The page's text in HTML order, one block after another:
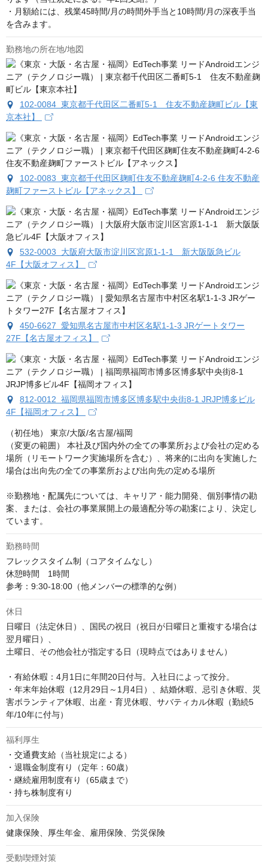
・月額給には、残業45時間/月の時間外手当と10時間/月の深夜手当
を含みます。
勤務地の所在地/地図
102-0084 東京都千代田区二番町5-1 住友不動産麹町ビル【東
京本社】
102-0083 東京都千代田区麹町住友不動産麹町4-2-6 住友不動産
麹町ファーストビル【アネックス】
532-0003 大阪府大阪市淀川区宮原1-1-1 新大阪阪急ビル
4F【大阪オフィス】
450-6627 愛知県名古屋市中村区名駅1-1-3 JRゲートタワー
27F【名古屋オフィス】
812-0012 福岡県福岡市博多区博多駅中央街8-1 JRJP博多ビル
4F【福岡オフィス】
（初任地） 東京/大阪/名古屋/福岡
（変更の範囲） 本社及び国内外の全ての事業所および会社の定める
場所（リモートワーク実施場所を含む）、将来的に出向を実施した
場合は出向先の全ての事業所および出向先の定める場所
※勤務地・配属先については、キャリア・能力開発、個別事情の勘
案、または、会社の事業展開上の最適配分等の勘案により、決定し
ています。
勤務時間
フレックスタイム制（コアタイムなし）
休憩時間　1時間
参考：9:30-18:00（他メンバーの標準的な例）
休日
日曜日（法定休日）、国民の祝日（祝日が日曜日と重複する場合は
翌月曜日）、
土曜日、その他会社が指定する日（現時点ではありません）
・有給休暇：4月1日に年間20日付与。入社日によって按分。
・年末年始休暇（12月29日～1月4日）、結婚休暇、忌引き休暇、災
害ボランティア休暇、出産・育児休暇、サバティカル休暇（勤続5
年/10年に付与）
福利厚生
・交通費支給（当社規定による）
・退職金制度有り（定年：60歳）
・継続雇用制度有り（65歳まで）
・持ち株制度有り
加入保険
健康保険、厚生年金、雇用保険、労災保険
受動喫煙対策